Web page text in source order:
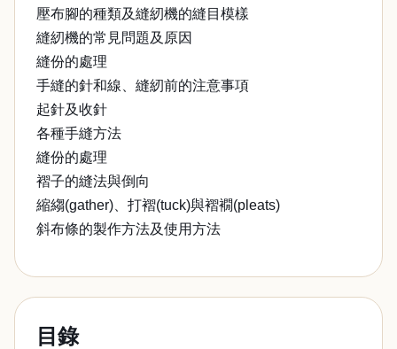
壓布腳的種類及縫紉機的縫目模樣
縫紉機的常見問題及原因
縫份的處理
手縫的針和線、縫紉前的注意事項
起針及收針
各種手縫方法
縫份的處理
褶子的縫法與倒向
縮縐(gather)、打褶(tuck)與褶襉(pleats)
斜布條的製作方法及使用方法
目錄